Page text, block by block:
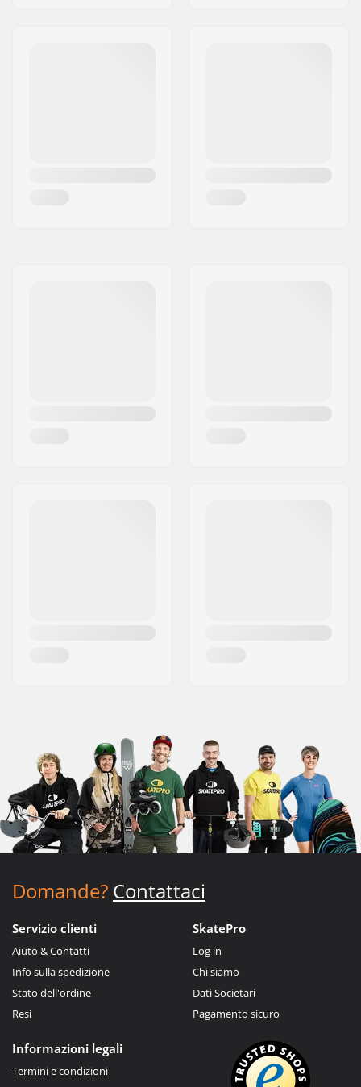
Domande? Contattaci
Servizio clienti
Aiuto & Contatti
Info sulla spedizione
Stato dell'ordine
Resi
SkatePro
Log in
Chi siamo
Dati Societari
Pagamento sicuro
Informazioni legali
Termini e condizioni